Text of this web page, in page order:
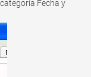
Fecha y